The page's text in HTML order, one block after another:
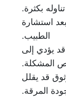
بكثرة.
استشارة
الطبيب.
قد يؤدي إلى
المشكلة.
قد يقلل
المرقة.